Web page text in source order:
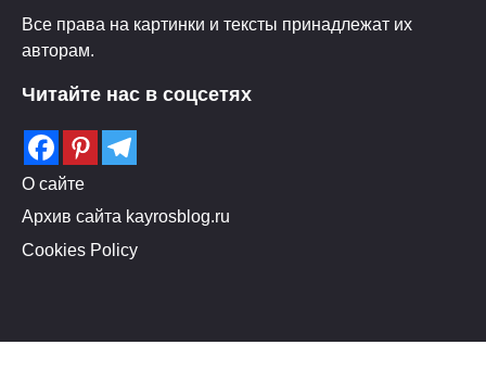
Все права на картинки и тексты принадлежат их
авторам.
Читайте нас в соцсетях
О сайте
Архив сайта kayrosblog.ru
Cookies Policy